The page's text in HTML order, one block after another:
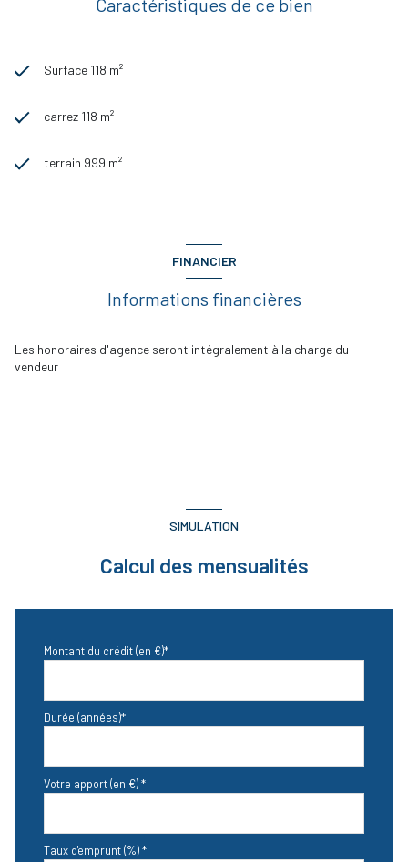
Surface 118 m²
carrez 118 m²
terrain 999 m²
FINANCIER
Informations financières
Les honoraires d'agence seront intégralement à la charge du
vendeur
SIMULATION
Calcul des mensualités
Montant du crédit (en €)*
Durée (années)*
Votre apport (en €) *
Taux d'emprunt (%) *